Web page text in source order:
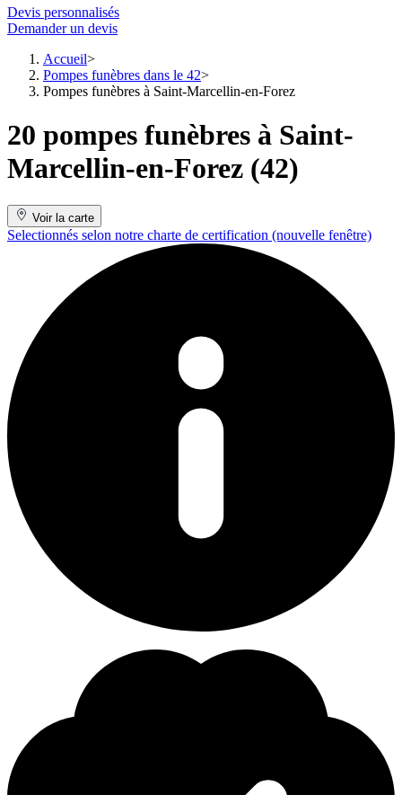
Devis personnalisés
Demander un devis
Accueil
Pompes funèbres dans le 42
Pompes funèbres à Saint-Marcellin-en-Forez
20 pompes funèbres à Saint-
Marcellin-en-Forez (42)
Voir la carte
Selectionnés selon notre charte de certification (nouvelle fenêtre)